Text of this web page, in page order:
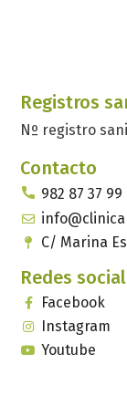
Registros
Nº registro
Contacto
982 87 37 99
C/ Marina
Redes
Facebook
Instagram
Youtube